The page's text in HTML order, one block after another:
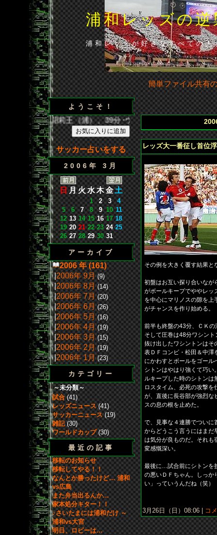
浦和レッズの
浦和レッズが好きなすべての
簡単ファイル共有
ようこそ！
／35分･闘莉王（浦）、39分･ウェズレイ（広）、86分･
サッカー占いをする
2006年 3月
日 月火水木金土
1 2 3
4
5
6 7 8 9 10 11
12 13 14 15 16 17 18
19 20 21 22 23 24 25
26 27 28 29 30 31
アーカイブ
2006 年 (161)
|2006年 9月 (9)
|2006年 8月 (14)
|2006年 7月 (20)
|2006年 6月 (26)
|2006年 5月 (16)
|2006年 4月 (19)
|2006年 3月 (15)
|2006年 2月 (19)
|2006年 1月 (23)
カテゴリー
～未分類～
試合(41)
レッズニュース(41)
サッカーニュース(19)
雑記(30)
ワールドカップ(30)
最近の記事
移転のお知らせ
移転してやる！！
なんとか勝ったけど… 浦和
vs広島
また弁当出るんか…
家本処分キター！！
♪さいたまには浦和だけ ～
浦和vs大宮
明日、ロビーは…
レッズ大一番征し首位
その例を大きく覆す結果と
初盤はお互い探り合いなが
がボールキープでややレッ
を中心にマリノスの隙を
がチャンスを作り始める。
前半も終盤の43分、ＣＫ
そして圧巻は48分ワシン
抜け出したワシントンはそ
表ＤＦコンビ・松田＆中澤
にかわすとボールをゴール
シトンはやはり強くて巧
ルキープした時のシトンは
ロスタイム、必死の攻撃
が、直後に長谷部が強烈な
スの息の根を止めた。
で、見事な４連勝でついに
からどうこう言うにはまだ
は気分が良ものだ。それも
変感慨深い。
最後に…試合前にシトンを
の悪いＤＦちゃん。しっか
い」っていうんだね（笑）
3月26日（日）08:06 | コ